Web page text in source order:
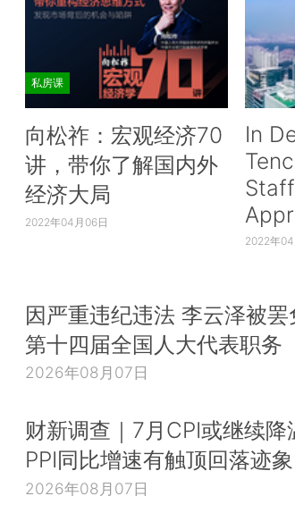
私房课
向松祚：宏观经济70
讲，带你了解国内外
经济大局
2022年04月06日
In
2022年04
因严重违纪违法 李云泽被罢
第十四届全国人大代表职务
2026年08月07日
财新调查｜7月CPI或继续降
PPI同比增速有触顶回落迹象
2026年08月07日